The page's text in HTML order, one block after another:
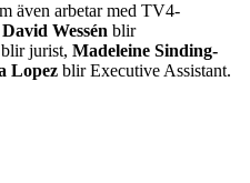
även arbetar med TV4-
David Wessén blir
blir jurist, Madeleine Sinding-
Lopez blir Executive Assistant.